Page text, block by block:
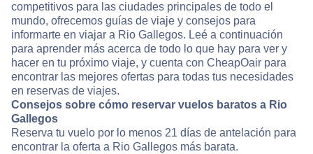
competitivos para las ciudades principales de todo el
mundo, ofrecemos guías de viaje y consejos para
informarte en viajar a Rio Gallegos. Leé a continuación
para aprender más acerca de todo lo que hay para ver y
hacer en tu próximo viaje, y cuenta con CheapOair para
encontrar las mejores ofertas para todas tus necesidades
en reservas de viajes.
Consejos sobre cómo reservar vuelos baratos a Rio
Gallegos
Reserva tu vuelo por lo menos 21 días de antelación para
encontrar la oferta a Rio Gallegos más barata.